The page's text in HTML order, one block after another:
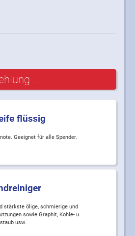
...
flüssig
Geeignet für alle Spender.
stärkste ölige, schmierige und
sowie Graphit, Kohle- u.
usw.